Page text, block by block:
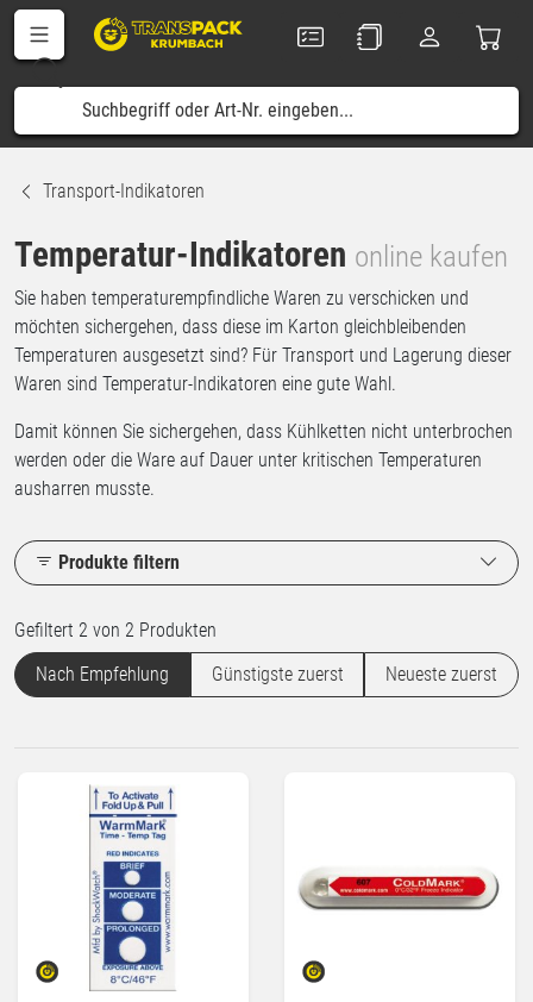
Transport-Indikatoren
Temperatur-Indikatoren online kaufen
Sie haben temperaturempfindliche Waren zu verschicken und
möchten sichergehen, dass diese im Karton gleichbleibenden
Temperaturen ausgesetzt sind? Für Transport und Lagerung dieser
Waren sind Temperatur-Indikatoren eine gute Wahl.
Damit können Sie sichergehen, dass Kühlketten nicht unterbrochen
werden oder die Ware auf Dauer unter kritischen Temperaturen
ausharren musste.
Produkte filtern
Gefiltert 2 von 2 Produkten
Nach Empfehlung
Günstigste zuerst Neueste zuerst